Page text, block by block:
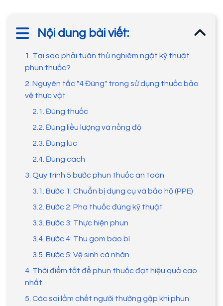
Nội dung bài viết:
1. Tại sao phải tuân thủ nghiêm ngặt kỹ thuật
phun thuốc?
2. Nguyên tắc "4 Đúng" trong sử dụng thuốc bảo
vệ thực vật
2.1. Đúng thuốc
2.2. Đúng liều lượng và nồng độ
2.3. Đúng lúc
2.4. Đúng cách
3. Quy trình 5 bước phun thuốc an toàn
3.1. Bước 1: Chuẩn bị dụng cụ và bảo hộ (PPE)
3.2. Bước 2: Pha thuốc đúng kỹ thuật
3.3. Bước 3: Thực hiện phun
3.4. Bước 4: Thu gom bao bì
3.5. Bước 5: Vệ sinh cá nhân
4. Thời điểm tốt để phun thuốc đạt hiệu quả cao
nhất
5. Các sai lầm chết người thường gặp khi phun